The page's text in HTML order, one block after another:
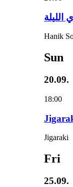
Hanik
Sun
20.09.
18:00
Jigaraki
Fri
25.09.